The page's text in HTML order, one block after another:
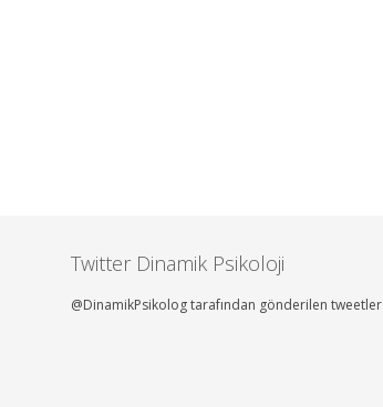
Twitter Dinamik Psikoloji
@DinamikPsikolog tarafından gönderilen tweetler